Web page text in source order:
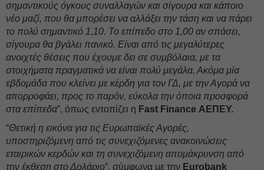
σημαντικούς όγκους συναλλαγών και σίγουρα και κάποιο
νέο μαζί, που θα μπορέσει να αλλάξει την τάση και να πάρει
το πολύ σημαντικό 1,10. Το επίπεδο στο 1,00 αν σπάσει,
σίγουρα θα βγάλει πανικό. Είναι από τις μεγαλύτερες
ανοιχτές θέσεις που έχουμε δει σε συμβόλαια, με τα
στοιχήματα πραγματικά να είναι πολύ μεγάλα. Ακόμα μία
εβδομάδα που κλείνει με κέρδη για τον ΓΔ, με την Αγορά να
απορροφάει, προς το παρόν, εύκολα την όποια προσφορά
στα επίπεδα”, όπως εντοπίζει η Fast Finance ΑΕΠΕΥ.
“Θετική η εικόνα για τις Ευρωπαϊκές Αγορές,
υποστηριζόμενη από τις συνεχιζόμενες ανακοινώσεις
εταιρικών κερδών και τη συνεχιζόμενη απομάκρυνση από
την έκθεση στο Δολάριο”, σύμφωνα με την Eurobank